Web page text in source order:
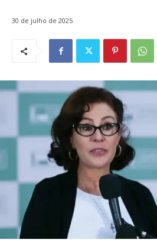
30 de julho de 2025